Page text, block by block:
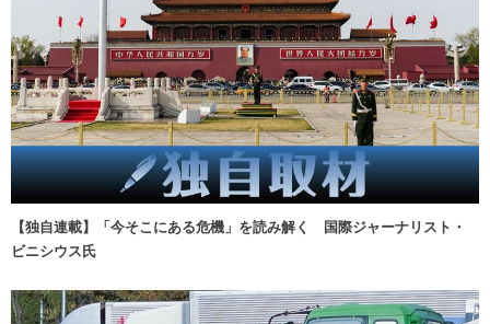
【独自連載】「今そこにある危機」を読み解く 国際ジャーナリスト・
ビニシウス氏